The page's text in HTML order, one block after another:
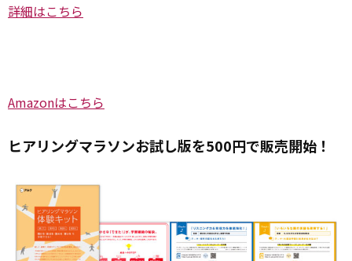
詳細はこちら
Amazonはこちら
ヒアリングマラソンお試し版を500円で販売開始！